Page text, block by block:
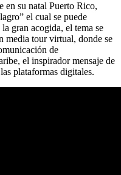
en su natal Puerto Rico,
el cual se puede
gran acogida, el tema se
media tour virtual, donde se
de
el inspirador mensaje de
plataformas digitales.